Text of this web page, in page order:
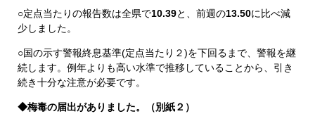
○定点当たりの報告数は全県で10.39と、前週の13.50に比べ減
少しました。
○国の示す警報終息基準(定点当たり２)を下回るまで、警報を継
続します。例年よりも高い水​準で推移していることから、引き
続き十分な注意が必要です。
◆梅毒の届出がありました。（別紙２）